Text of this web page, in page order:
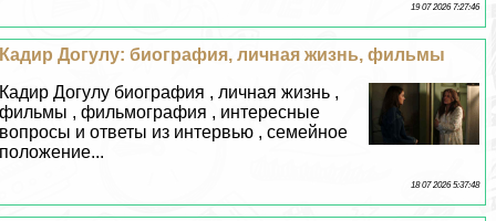
19 07 2026 7:27:46
Кадир Догулу: биография, личная жизнь, фильмы
Кадир Догулу биография , личная жизнь ,
фильмы , фильмография , интересные
вопросы и ответы из интервью , семейное
положение...
18 07 2026 5:37:48